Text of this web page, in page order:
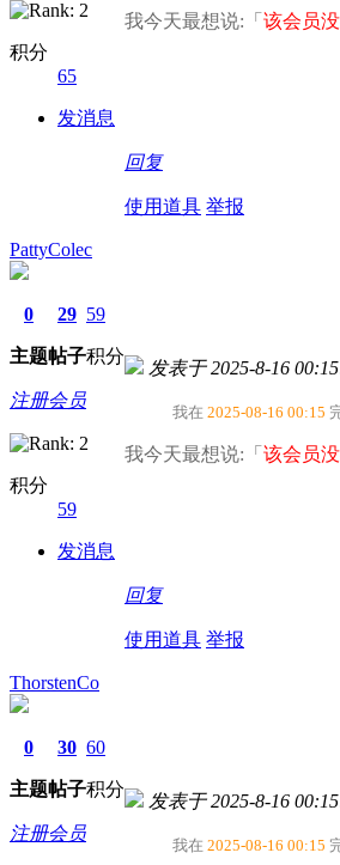
积分
65
发消息
我今天最想说:「 该会员
回复
使用道具 举报
PattyColec
0
主题
29
帖子
59
积分
注册会员
积分
59
发消息
发表于 2025-8-16
我在 2025-08-16 00:15
我今天最想说:「 该会员
回复
使用道具 举报
ThorstenCo
0
主题
30
帖子
60
积分
注册会员
发表于 2025-8-16
我在 2025-08-16 00:15